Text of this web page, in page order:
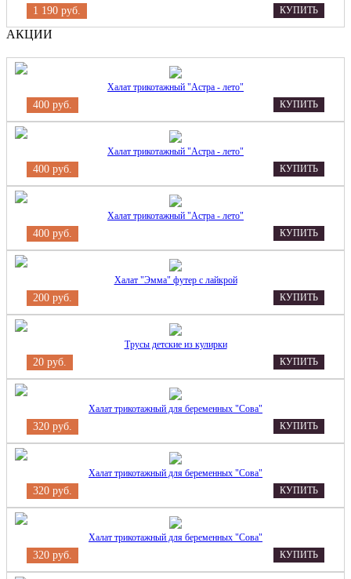
1 190 руб. КУПИТЬ
АКЦИИ
Халат трикотажный "Астра - лето"
400 руб. КУПИТЬ
Халат трикотажный "Астра - лето"
400 руб. КУПИТЬ
Халат трикотажный "Астра - лето"
400 руб. КУПИТЬ
Халат "Эмма" футер с лайкрой
200 руб. КУПИТЬ
Трусы детские из кулирки
20 руб. КУПИТЬ
Халат трикотажный для беременных "Сова"
320 руб. КУПИТЬ
Халат трикотажный для беременных "Сова"
320 руб. КУПИТЬ
Халат трикотажный для беременных "Сова"
320 руб. КУПИТЬ